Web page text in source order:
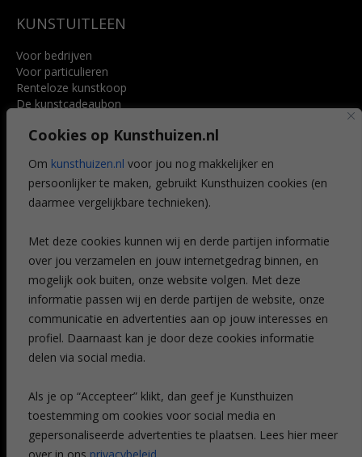
Cookies op Kunsthuizen.nl
Om kunsthuizen.nl voor jou nog makkelijker en
persoonlijker te maken, gebruikt Kunsthuizen cookies (en
daarmee vergelijkbare technieken).
Met deze cookies kunnen wij en derde partijen informatie
over jou verzamelen en jouw internetgedrag binnen, en
mogelijk ook buiten, onze website volgen. Met deze
informatie passen wij en derde partijen de website, onze
communicatie en advertenties aan op jouw interesses en
profiel. Daarnaast kan je door deze cookies informatie
delen via social media.
Als je op “Accepteer” klikt, dan geef je Kunsthuizen
toestemming om cookies voor social media en
gepersonaliseerde advertenties te plaatsen. Lees hier meer
KUNSTUITLEEN
Voor bedrijven
Voor particulieren
Renteloze kunstkoop
De kunstcadeaubon
Voordelen
Veelgestelde vragen
CONTACT
Leiden
Amsterdam
Breda
Favorieten
Mijn art alert
NIEUWSBRIEF